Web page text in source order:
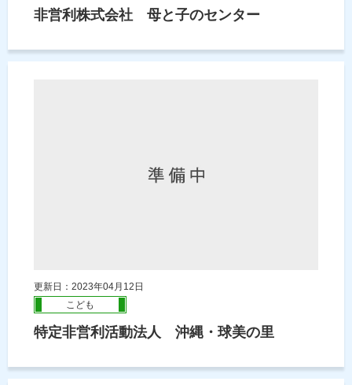
非営利株式会社 母と子のセンター
更新日：2023年04月12日
こども
特定非営利活動法人 沖縄・球美の里